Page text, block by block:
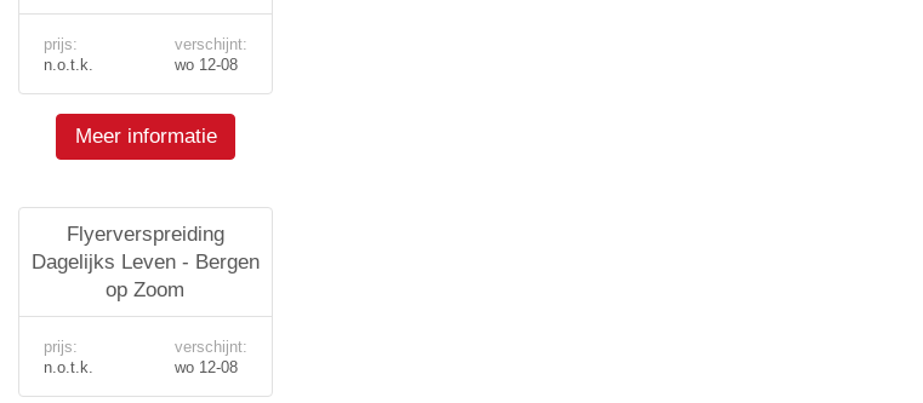
prijs:
n.o.t.k.
verschijnt:
wo 12-08
Meer informatie
Flyerverspreiding
Dagelijks Leven - Bergen
op Zoom
prijs:
n.o.t.k.
verschijnt:
wo 12-08